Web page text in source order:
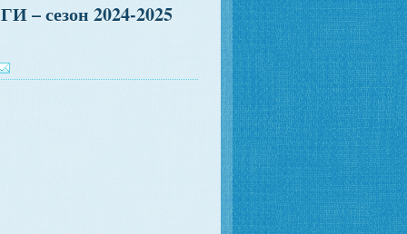
сезон 2024-2025